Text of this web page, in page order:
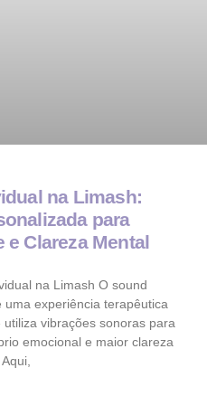
na Limash:
para
e Clareza Mental
na Limash O sound
experiência terapêutica
vibrações sonoras para
emocional e maior clareza